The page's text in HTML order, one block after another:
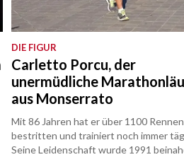
DIE FIGUR
Carletto Porcu, der
unermüdliche
aus Monserrato
Mit 86 Jahren hat er über 1100 Rennen
bestritten und trainiert noch immer
Seine Leidenschaft wurde 1991